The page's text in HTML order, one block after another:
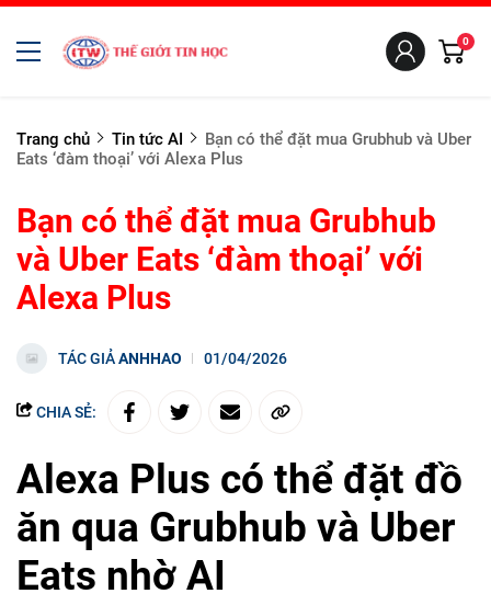
0
Trang chủ Tin tức AI
Bạn có thể đặt mua Grubhub và Uber
Eats ‘đàm thoại’ với Alexa Plus
Bạn có thể đặt mua Grubhub
và Uber Eats ‘đàm thoại’ với
Alexa Plus
TÁC GIẢANHHAO 01/04/2026
CHIA SẺ:
Alexa Plus có thể đặt đồ
ăn qua Grubhub và Uber
Eats nhờ AI